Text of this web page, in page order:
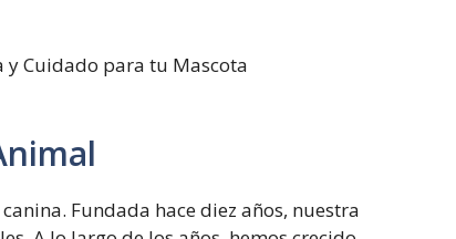
Fundada hace diez años, nuestra